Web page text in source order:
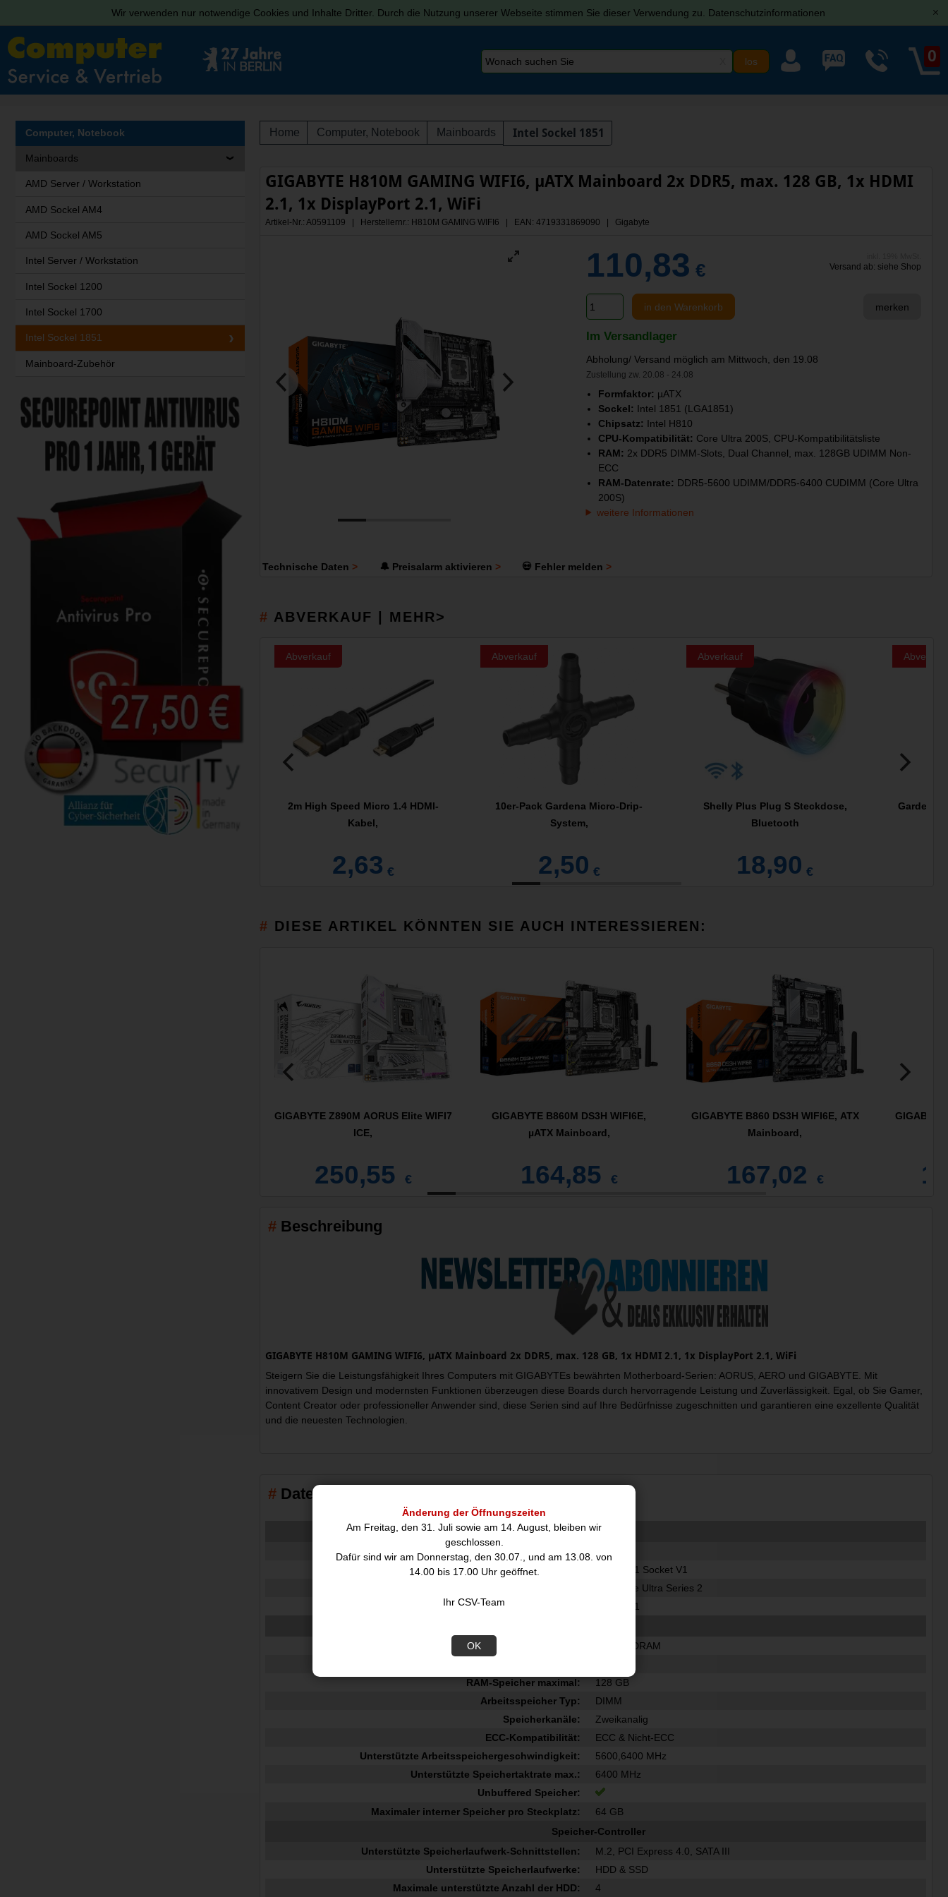
Wir verwenden nur notwendige Cookies und Inhalte Dritter. Durch die Nutzung unserer Webseite stimmen Sie dieser Verwendung zu. Datenschutzinformationen [x]
Änderung der Öffnungszeiten
Am Freitag, den 31. Juli sowie am 14. August, bleiben wir
geschlossen.
Dafür sind wir am Donnerstag, den 30.07., und am 13.08. von
14.00 bis 17.00 Uhr geöffnet.
Ihr CSV-Team
OK
0
Home Computer, Notebook Mainboards Intel Sockel 1851
GIGABYTE H810M GAMING WIFI6, µATX Mainboard 2x DDR5, max. 128 GB, 1x HDMI
2.1, 1x DisplayPort 2.1, WiFi
Artikel-Nr.: A0591109 | Herstellernr.: H810M GAMING WIFI6 | EAN: 4719331869090 | Gigabyte
110,83 € Versand ab: siehe Shop
in den Warenkorb merken
Im Versandlager
Abholung/ Versand möglich am Mittwoch, den 19.08
Zustellung zw. 20.08 - 24.08
Formfaktor: µATX
Sockel: Intel 1851 (LGA1851)
Chipsatz: Intel H810
CPU-Kompatibilität: Core Ultra 200S, CPU-Kompatibilitätsliste
RAM: 2x DDR5 DIMM-Slots, Dual Channel, max. 128GB UDIMM Non-
ECC
RAM-Datenrate: DDR5-5600 UDIMM/DDR5-6400 CUDIMM (Core Ultra
200S)
weitere Informationen
Technische Daten 🔔 Preisalarm aktivieren 💀 Fehler melden
ABVERKAUF | MEHR>
Abverkauf
2m High Speed Micro 1.4 HDMI-
Kabel,
2,63 €
Abverkauf
10er-Pack Gardena Micro-Drip-
System,
2,50 €
Abverkauf
Shelly Plus Plug S Steckdose,
Bluetooth
18,90 €
Abverkauf
Gardena
DIESE ARTIKEL KÖNNTEN SIE AUCH INTERESSIEREN:
GIGABYTE Z890M AORUS Elite WIFI7
ICE,
250,55 €
GIGABYTE B860M DS3H WIFI6E,
µATX Mainboard,
164,85 €
GIGABYTE B860 DS3H WIFI6E, ATX
Mainboard,
167,02 €
Beschreibung
GIGABYTE H810M GAMING WIFI6, µATX Mainboard 2x DDR5, max. 128 GB, 1x HDMI 2.1, 1x DisplayPort 2.1, WiFi
Steigern Sie die Leistungsfähigkeit Ihres Computers mit GIGABYTEs bewährten Motherboard-Serien: AORUS, AERO und GIGABYTE. Mit
innovativem Design und modernsten Funktionen überzeugen diese Boards durch hervorragende Leistung und Zuverlässigkeit. Egal, ob Sie Gamer,
Content Creator oder professioneller Anwender sind, diese Serien sind auf Ihre Bedürfnisse zugeschnitten und garantieren eine exzellente Qualität
und die neuesten Technologien.
Datenblatt
Prozessor
Prozessorhersteller:
Prozessorsockel:
LGA 1851 Socket V1
Intel Core Ultra Series 2
Unterstützte Prozessorsteckplätze:
LGA 1851
Unterstützte Arbeitsspeicher:
DDR5-SDRAM
RAM-Speicher maximal:
128 GB
Arbeitsspeicher Typ:
DIMM
Speicherkanäle:
Zweikanalig
ECC-Kompatibilität:
ECC & Nicht-ECC
Unterstützte Arbeitsspeichergeschwindigkeit:
5600,6400 MHz
Unterstützte Speichertaktrate max.:
6400 MHz
Unbuffered Speicher:
Maximaler interner Speicher pro Steckplatz:
64 GB
Speicher-Controller
Unterstützte Speicherlaufwerk-Schnittstellen:
M.2, PCI Express 4.0, SATA III
Unterstützte Speicherlaufwerke:
HDD & SSD
Maximale unterstützte Anzahl der HDD:
4
Computer, Notebook
Mainboards
AMD Server / Workstation
AMD Sockel AM4
AMD Sockel AM5
Intel Server / Workstation
Intel Sockel 1200
Intel Sockel 1700
Intel Sockel 1851
Mainboard-Zubehör